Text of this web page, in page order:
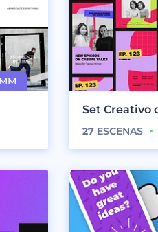
Set Creativo
27ESCENAS